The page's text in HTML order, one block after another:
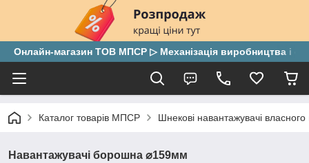
Онлайн-магазин ТОВ МПСР ▷ Механізація виробництва і
Каталог товарів МПСР Шнекові навантажувачі
Навантажувачі борошна ⌀159мм